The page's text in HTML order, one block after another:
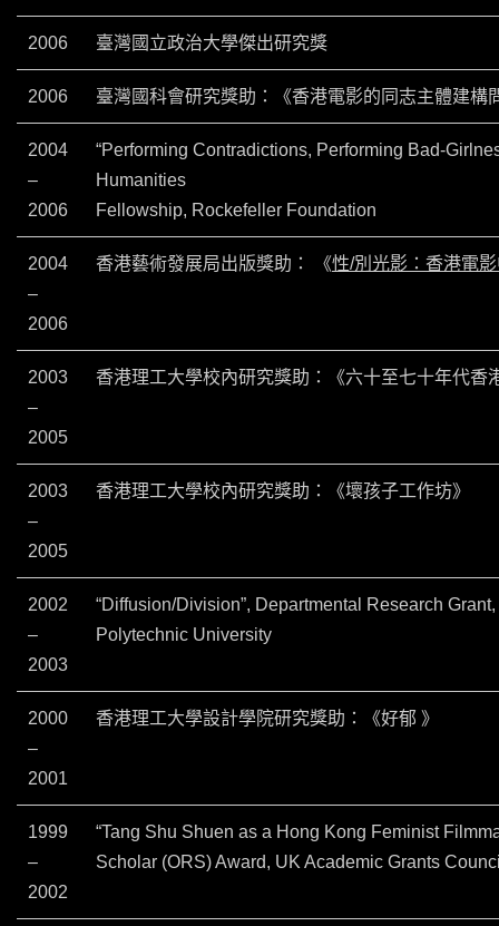
2006 臺灣國立政治大學傑出研究獎
2006 臺灣國科會研究獎助：《香港電影的同志主體建構
2004
–
2006
“Performing Contradictions, Performing Bad-
Humanities
Fellowship, Rockefeller Foundation
2004
–
2006
香港藝術發展局出版獎助： 《性/別光影：香港電
2003
–
2005
香港理工大學校內研究獎助：《六十至七十年代香
2003
–
2005
香港理工大學校內研究獎助：《壞孩子工作坊》
2002
–
2003
“Diffusion/Division”, Departmental Research
Polytechnic University
2000
–
2001
香港理工大學設計學院研究獎助：《好郁 》
1999
–
2002
“Tang Shu Shuen as a Hong Kong Feminist
Scholar (ORS) Award, UK Academic Grants